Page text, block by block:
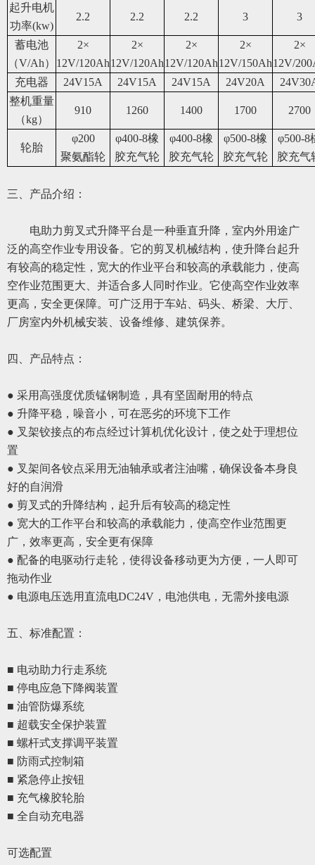
起升电机
功率(kw)
2.2 2.2 2.2 3 3
蓄电池
（V/Ah）
2×
12V/1 20Ah
2×
12V/1 20Ah
2×
12V/1 20Ah
2×
12V/150Ah
2×
12V/200
充电器
24V15A 24V15A 24V15A 24V20A
整机重量
（kg）
910 1 260 1400 1 700 2700
轮胎
φ200
聚氨酯轮
φ400-8橡
胶充气轮
φ400-8橡
胶充气轮
φ500-8橡
胶充气轮
φ500-8
胶充气
三、 产品介绍：
电助力剪叉式升降平台是一种垂直升降，室内外用途广
泛的高空作业专用设备。它的剪叉机械结构，使升降台起升
有较高的稳定性，宽大的作业平台和较高的承载能力，使高
空作业范围更大、并适合多人同时作业。它使高空作业效率
更高，安全更保障。可广泛用于车站、码头、桥梁、大厅、
厂房室内外机械安装、设备维修、建筑保养。
四、 产品特点：
● 采用高强度优质锰钢制造，具有坚固耐用的特点
● 升降平稳，噪音小，可在恶劣的环境下工作
● 叉架铰接点的布点经过计算机优化设计，使之处于理想位
置
● 叉架间各铰点采用无油轴承或者注油嘴，确保设备本身良
好的自润滑
● 剪叉式的升降结构，起升后有较高的稳定性
● 宽大的工作平台和较高的承载能力，使高空作业范围更
广，效率更高，安全更有保障
● 配备的电驱动行走轮，使得设备移动更为方便，一人即可
拖动作业
● 电源电压选用直流电DC24V，电池供电，无需外接电源
五、 标准配置 ：
■ 电动助力行走系统
■ 停电应急下降阀装置
■ 油管防爆系统
■ 超载安全保护装置
■ 螺杆式支撑调平装置
■ 防雨式控制箱
■ 紧急停止按钮
■ 充气橡胶轮胎
■ 全自动充电器
可选配置